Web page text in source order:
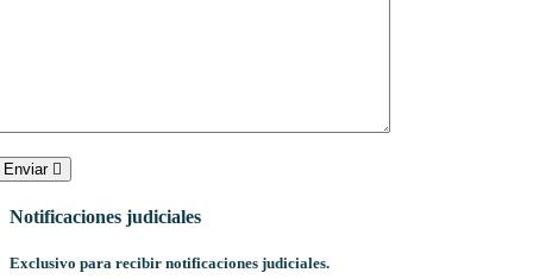
Enviar
Notificaciones judiciales
Exclusivo para recibir notificaciones judiciales.